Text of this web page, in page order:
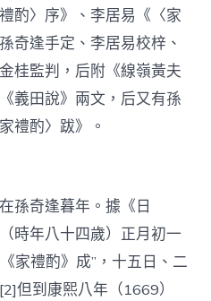
酌〉序》、李居易《〈家
奇逢手定、李居易校梓、
桂監判，后附《線嶺黃夫
義田說》兩文，后又有孫
禮酌〉跋》。
孫奇逢暮年。據《日
時年八十四歲）正月初一
家禮酌》成”，十五日、二
但到康熙八年（1669）